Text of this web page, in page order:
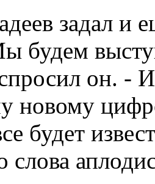
задал и
будем
он. -
новому
будет
слова